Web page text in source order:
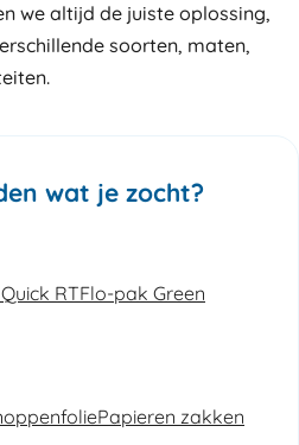
we altijd de juiste oplossing,
soorten, maten,
wat je zocht?
RTFlo-pak Green
Papieren zakken